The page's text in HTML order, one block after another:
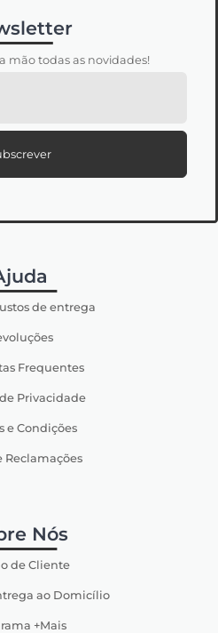
mão todas as novidades!
de entrega
Frequentes
Privacidade
e Condições
Reclamações
Nós
de Cliente
ao Domicílio
+Mais